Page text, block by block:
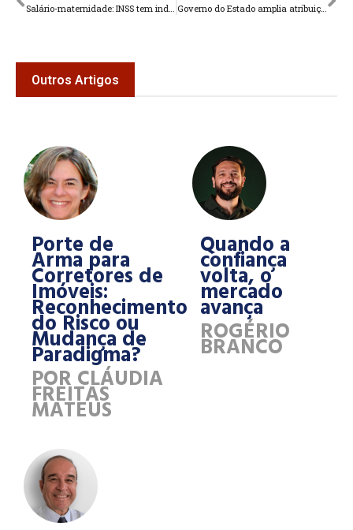
Outros Artigos
Porte de
Arma para
Corretores de
Imóveis:
Reconhecimento
do Risco ou
Mudança de
Paradigma?
POR CLÁUDIA
FREITAS
MATEUS
Quando a
confiança
volta, o
mercado
avança
ROGÉRIO
BRANCO